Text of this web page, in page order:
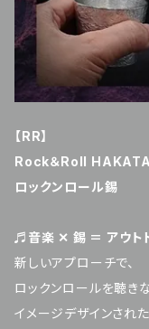
【RR】
Rock＆Roll
ロックンロール錫
♬音楽 ✕ 錫 ＝ アウト
新しいアプローチで、
ロックンロールを聴き
イメージデザインされた